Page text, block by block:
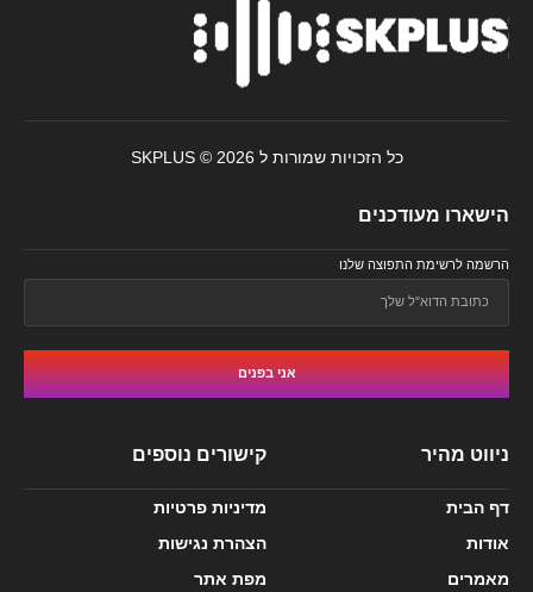
הישארו מעודכנים
הרשמה לרשימת התפוצה שלנו
אני בפנים
ניווט מהיר
דף הבית
אודות
מאמרים
קישורים נוספים
מדיניות פרטיות
הצהרת נגישות
מפת אתר
כל הזכויות שמורות ל SKPLUS © 2026